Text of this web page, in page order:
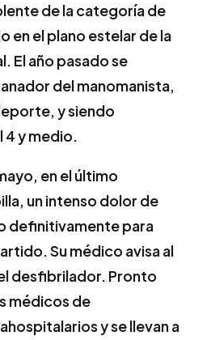
de la categoría de
en el plano estelar de la
El año pasado se
del manomanista,
y siendo
4 y medio.
en el último
un intenso dolor de
definitivamente para
Su médico avisa al
desfibrilador. Pronto
médicos de
y se llevan a